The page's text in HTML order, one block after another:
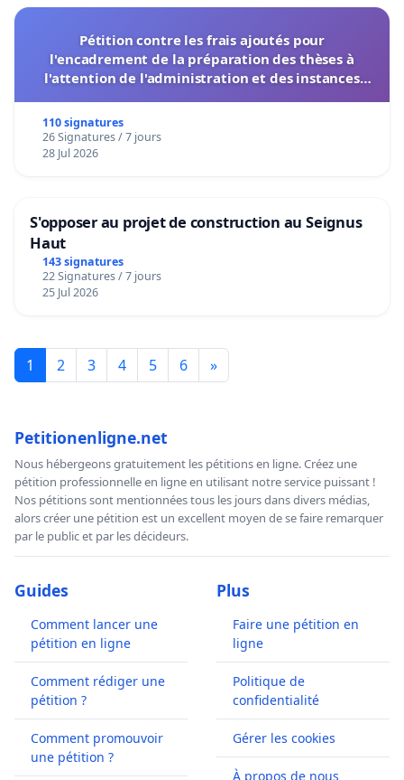
Pétition contre les frais ajoutés pour
l'encadrement de la préparation des thèses à
l'attention de l'administration et des instances
110 signatures
26 Signatures / 7 jours
28 Jul 2026
S'opposer au projet de construction au Seignus
Haut
143 signatures
22 Signatures / 7 jours
25 Jul 2026
1 2 3 4 5 6 »
Petitionenligne.net
Nous hébergeons gratuitement les pétitions en ligne. Créez une
pétition professionnelle en ligne en utilisant notre service puissant !
Nos pétitions sont mentionnées tous les jours dans divers médias,
alors créer une pétition est un excellent moyen de se faire remarquer
par le public et par les décideurs.
Guides
Comment lancer une
pétition en ligne
Comment rédiger une
pétition ?
Comment promouvoir
une pétition ?
Plus
Faire une pétition en
ligne
Politique de
confidentialité
Gérer les cookies
À propos de nous